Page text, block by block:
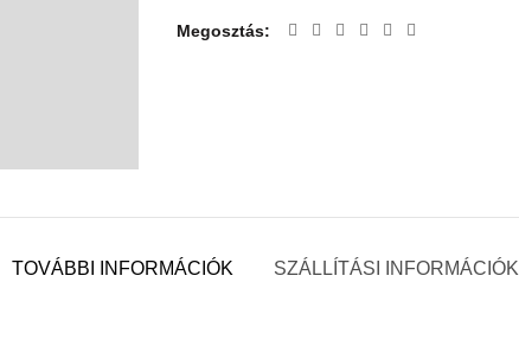
Megosztás
TOVÁBBI INFORMÁCIÓK SZÁLLÍTÁSI INFORMÁCIÓK